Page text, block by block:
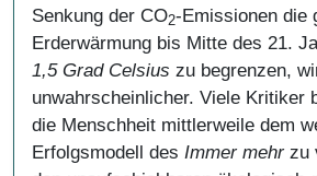
Senkung der CO2-Emissionen die
Erderwärmung bis Mitte des 21.
1,5 Grad Celsius zu begrenzen,
unwahrscheinlicher. Viele Kritiker
die Menschheit mittlerweile dem
Erfolgsmodell des Immer mehrzu